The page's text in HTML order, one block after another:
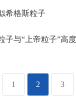
希格斯粒子
子与“上帝粒子”高
1 2 3